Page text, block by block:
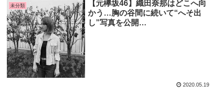
未分類
【元欅坂46】織田奈那はどこへ向
かう…胸の谷間に続いて“へそ出
し”写真を公開…
2020.05.19